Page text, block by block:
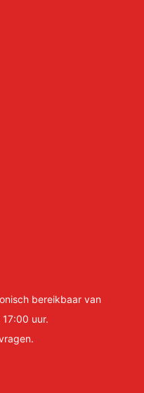
bereikbaar van
uur.